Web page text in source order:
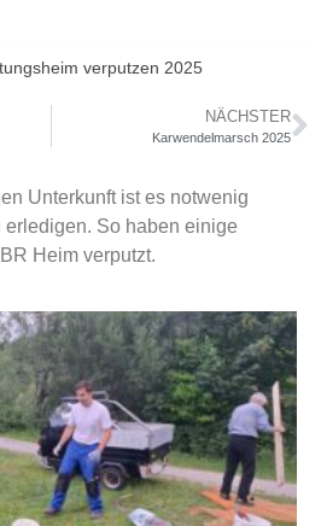
verputzen 2025
NÄCHSTER
Karwendelmarsch 2025
Unterkunft ist es notwenig
So haben einige
Heim verputzt.